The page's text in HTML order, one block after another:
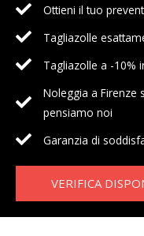
Ottieni il tuo
Tagliazolle
Tagliazolle a -10%
Noleggia a Firenze
pensiamo noi
Garanzia di
VERIFICA